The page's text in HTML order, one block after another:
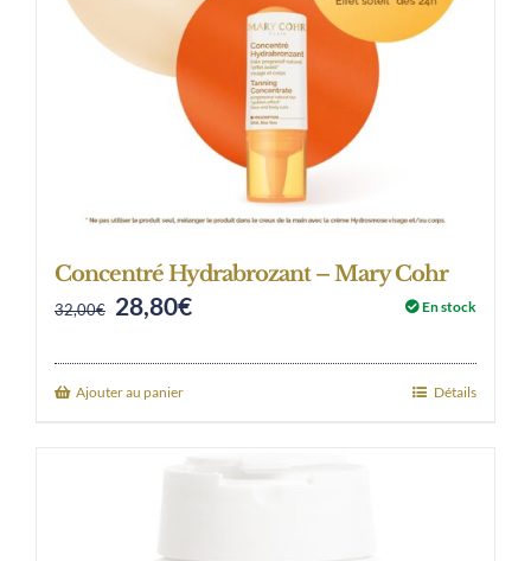
Concentré Hydrabrozant – Mary Cohr
32,00€ Original
28,80€Current
En stock
Ajouter au panier Détails